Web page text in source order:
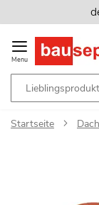
Inhalt
springen
Menu
Startseite Dach